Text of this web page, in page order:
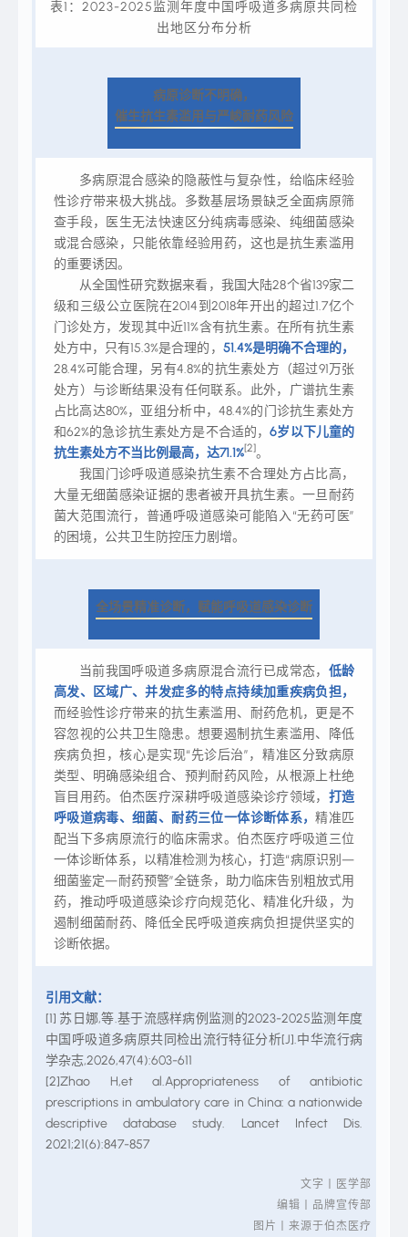
表1：2023-2025监测年度中国呼吸道多病原共同检
出地区分布分析
病原诊断不明确，
催生抗生素滥用与严峻耐药风险
多病原混合感染的隐蔽性与复杂性，给临床经验
性诊疗带来极大挑战。多数基层场景缺乏全面病原筛
查手段，医生无法快速区分纯病毒感染、纯细菌感染
或混合感染，只能依靠经验用药，这也是抗生素滥用
的重要诱因。
从全国性研究数据来看，我国大陆28个省139家二
级和三级公立医院在2014到2018年开出的超过1.7亿个
门诊处方，发现其中近11%含有抗生素。在所有抗生素
处方中，只有15.3%是合理的， 51.4%是明确不合理的，
28.4%可能合理，另有4.8%的抗生素处方（超过91万张
处方）与诊断结果没有任何联系。此外，广谱抗生素
占比高达80%，亚组分析中，48.4%的门诊抗生素处方
和62%的急诊抗生素处方是不合适的，6岁以下儿童的
抗生素处方不当比例最高，达71.1%[2]。
我国门诊呼吸道感染抗生素不合理处方占比高，
大量无细菌感染证据的患者被开具抗生素。一旦耐药
菌大范围流行，普通呼吸道感染可能陷入“无药可医”
的困境，公共卫生防控压力剧增。
全场景精准诊断，赋能呼吸道感染诊断
当前我国呼吸道多病原混合流行已成常态， 低龄
高发、区域广、并发症多的特点持续加重疾病负担，
而经验性诊疗带来的抗生素滥用、耐药危机，更是不
容忽视的公共卫生隐患。想要遏制抗生素滥用、降低
疾病负担，核心是实现“先诊后治”，精准区分致病原
类型、明确感染组合、预判耐药风险，从根源上杜绝
盲目用药。伯杰医疗深耕呼吸道感染诊疗领域， 打造
呼吸道病毒、细菌、耐药三位一体诊断体系，精准匹
配当下多病原流行的临床需求。伯杰医疗呼吸道三位
一体诊断体系，以精准检测为核心，打造“病原识别—
细菌鉴定—耐药预警”全链条，助力临床告别粗放式用
药，推动呼吸道感染诊疗向规范化、精准化升级，为
遏制细菌耐药、降低全民呼吸道疾病负担提供坚实的
诊断依据。
引用文献：
[1] 苏日娜,等.基于流感样病例监测的2023-2025监测年度
中国呼吸道多病原共同检出流行特征分析[J].中华流行病
学杂志,2026,47(4):603-611
[2]Zhao H,et al.Appropriateness of antibiotic
prescriptions in ambulatory care in China: a nationwide
descriptive database study. Lancet Infect Dis.
2021;21(6):847-857
文字丨医学部
编辑丨品牌宣传部
图片丨来源于伯杰医疗